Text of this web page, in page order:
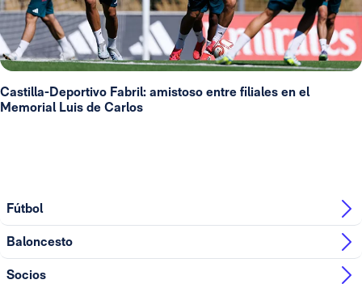
Castilla-Deportivo Fabril: amistoso entre filiales en el
Memorial Luis de Carlos
Fútbol
Baloncesto
Socios